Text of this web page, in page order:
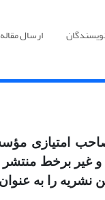
ارسال مقاله
نشریه را به